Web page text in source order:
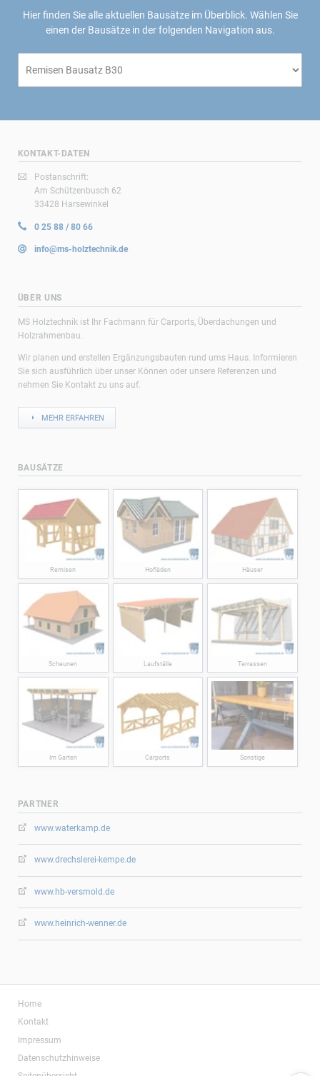
Hier finden Sie alle aktuellen Bausätze im Überblick. Wählen Sie
einen der Bausätze in der folgenden Navigation aus.
KONTAKT-DATEN
Postanschrift:
Am Schützenbusch 62
33428 Harsewinkel
0 25 88 / 80 66
info@ms-holztechnik.de
ÜBER UNS
MS Holztechnik ist Ihr Fachmann für Carports, Überdachungen und
Holzrahmenbau.
Wir planen und erstellen Ergänzungsbauten rund ums Haus. Informieren
Sie sich ausführlich über unser Können oder unsere Referenzen und
nehmen Sie Kontakt zu uns auf.
MEHR ERFAHREN
BAUSÄTZE
Remisen Hofläden Häuser
Scheunen Laufställe Terrassen
Im Garten Carports Sonstige
PARTNER
www.waterkamp.de
www.drechslerei-kempe.de
www.hb-versmold.de
www.heinrich-wenner.de
Navigation
überspringen
Home
Kontakt
Impressum
Datenschutzhinweise